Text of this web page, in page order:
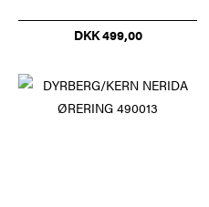
DKK 499,00